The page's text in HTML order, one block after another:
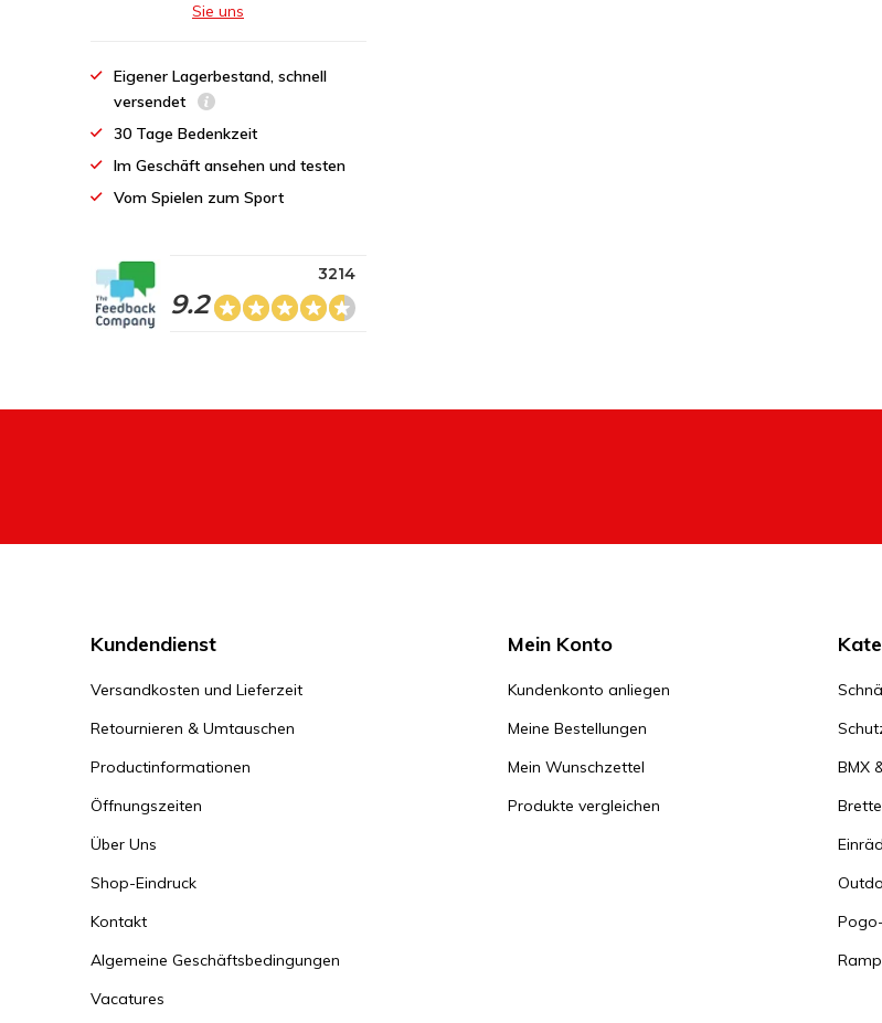
Sie uns
Eigener Lagerbestand, schnell
versendet
30 Tage Bedenkzeit
Im Geschäft ansehen und testen
Vom Spielen zum Sport
9.2
3214
Kundendienst
Versandkosten und Lieferzeit
Retournieren & Umtauschen
Productinformationen
Öffnungszeiten
Über Uns
Shop-Eindruck
Kontakt
Algemeine Geschäftsbedingungen
Vacatures
Mein Konto
Kundenkonto anliegen
Meine Bestellungen
Mein Wunschzettel
Produkte vergleichen
BMX